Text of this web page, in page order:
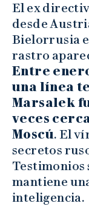
El ex
desde
Bielorrusia
rastro
Entre
una línea
Marsalek
veces
Moscú. El
secretos
Testimonios
mantiene
inteligencia.